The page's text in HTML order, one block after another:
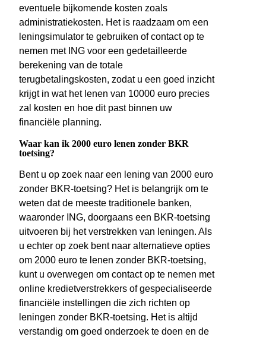
eventuele bijkomende kosten zoals
administratiekosten. Het is raadzaam om een
leningsimulator te gebruiken of contact op te
nemen met ING voor een gedetailleerde
berekening van de totale
terugbetalingskosten, zodat u een goed inzicht
krijgt in wat het lenen van 10000 euro precies
zal kosten en hoe dit past binnen uw
financiële planning.
Waar kan ik 2000 euro lenen zonder BKR
toetsing?
Bent u op zoek naar een lening van 2000 euro
zonder BKR-toetsing? Het is belangrijk om te
weten dat de meeste traditionele banken,
waaronder ING, doorgaans een BKR-toetsing
uitvoeren bij het verstrekken van leningen. Als
u echter op zoek bent naar alternatieve opties
om 2000 euro te lenen zonder BKR-toetsing,
kunt u overwegen om contact op te nemen met
online kredietverstrekkers of gespecialiseerde
financiële instellingen die zich richten op
leningen zonder BKR-toetsing. Het is altijd
verstandig om goed onderzoek te doen en de